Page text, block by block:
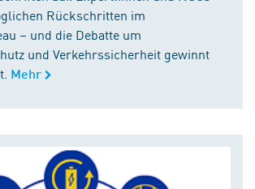
Rückschritten im
– und die Debatte um
und Verkehrssicherheit gewinnt
Mehr